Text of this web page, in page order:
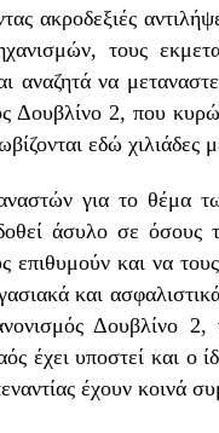
ακροδεξιές
τους
αναζητά να
Δουβλίνο 2, που
εδώ χιλιάδες
για το θέμα
άσυλο σε
επιθυμούν και να
και
Δουβλίνο 2,
έχει υποστεί και ο
έχουν κοινά